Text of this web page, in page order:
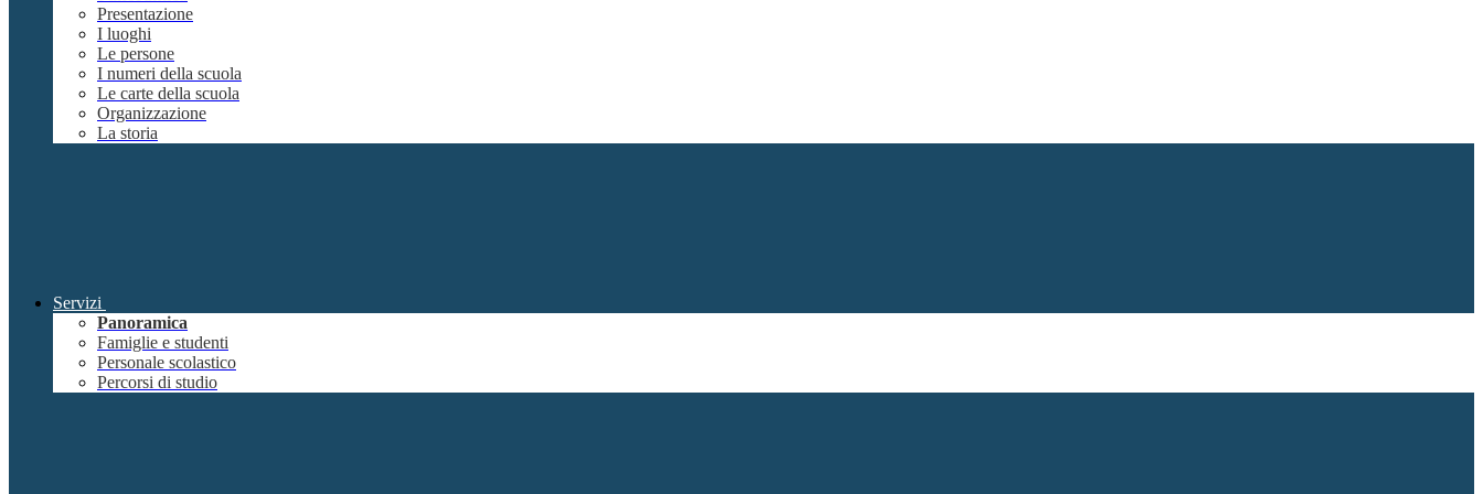
Presentazione
I luoghi
Le persone
I numeri della scuola
Le carte della scuola
Organizzazione
La storia
Servizi
Panoramica
Famiglie e studenti
Personale scolastico
Percorsi di studio